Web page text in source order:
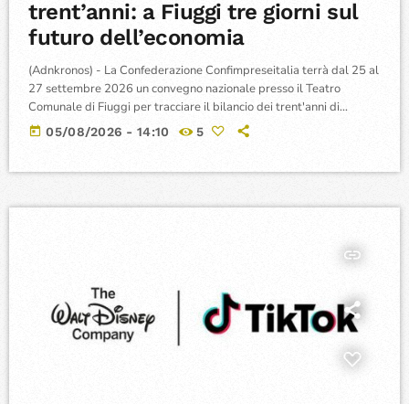
trent’anni: a Fiuggi tre giorni sul
futuro dell’economia
(Adnkronos) - La Confederazione Confimpreseitalia terrà dal 25 al
27 settembre 2026 un convegno nazionale presso il Teatro
Comunale di Fiuggi per tracciare il bilancio dei trent'anni di
attività avviati nel 1996 all'interno della medesima sede
associativa. L'iniziativa vedrà la partecipazione di rappresentanti
settore economico per analizzare lo scenario del sistema
today 05/08/2026 - 14:10 5
insert_link